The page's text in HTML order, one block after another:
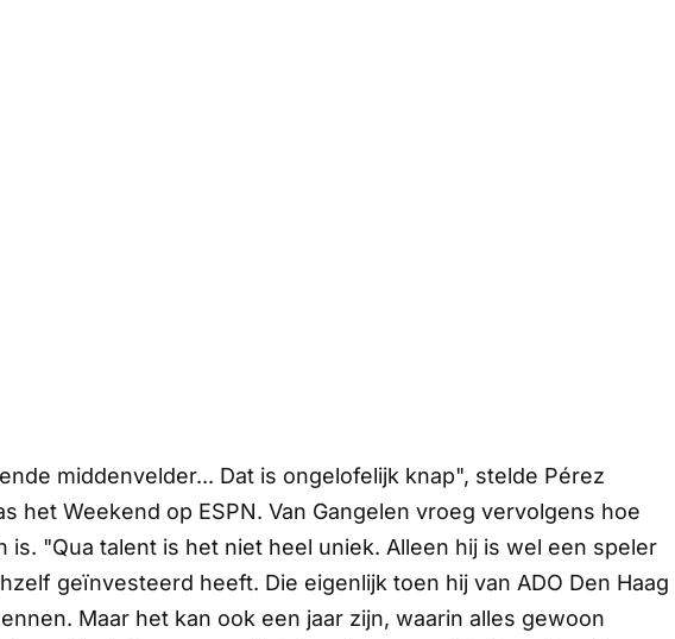
middenvelder... Dat is ongelofelijk knap", stelde Pérez
het Weekend op ESPN. Van Gangelen vroeg vervolgens hoe
is. "Qua talent is het niet heel uniek. Alleen hij is wel een speler
geïnvesteerd heeft. Die eigenlijk toen hij van ADO Den Haag
Maar het kan ook een jaar zijn, waarin alles gewoon